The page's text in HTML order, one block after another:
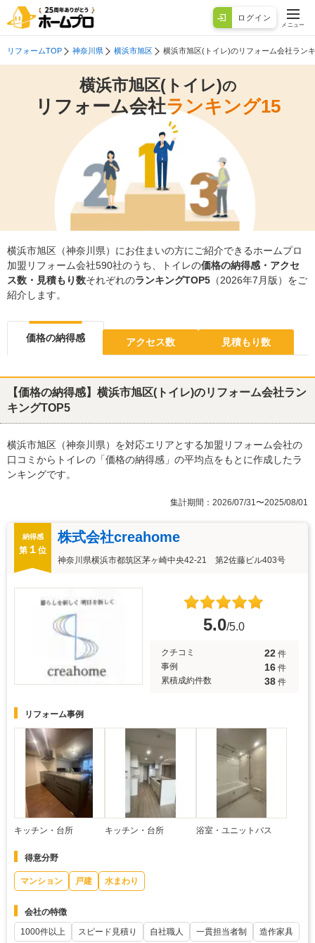
ログイン
メニュー
リフォームTOP 神奈川県 横浜市旭区 横浜市旭区(トイレ)のリフォーム会社ラン
横浜市旭区(トイレ)の
リフォーム会社ランキング15
横浜市旭区（神奈川県）にお住まいの方にご紹介できるホームプロ
加盟リフォーム会社590社のうち、トイレの価格の納得感・アクセ
ス数・見積もり数それぞれのランキングTOP5 （2026年7月版）をご
紹介します。
価格の納得感 アクセス数 見積もり数
【価格の納得感】横浜市旭区(トイレ)のリフォーム会社ラン
キングTOP5
横浜市旭区（神奈川県）を対応エリアとする加盟リフォーム会社の
口コミからトイレの「価格の納得感」の平均点をもとに作成したラ
ンキングです。
集計期間：2026/07/31〜2025/08/01
納得感
第 １ 位
株式会社creahome
神奈川県横浜市都筑区茅ヶ崎中央42-21 第2佐藤ビル403号
5.0/5.0
クチコミ 22 件
事例
16 件
累積成約件数
38 件
リフォーム事例
キッチン・台所 キッチン・台所 浴室・ユニットバス
得意分野
マンション 戸建 水まわり
会社の特徴
1000件以上
スピード見積り 自社職人 一貫担当者制 造作家具